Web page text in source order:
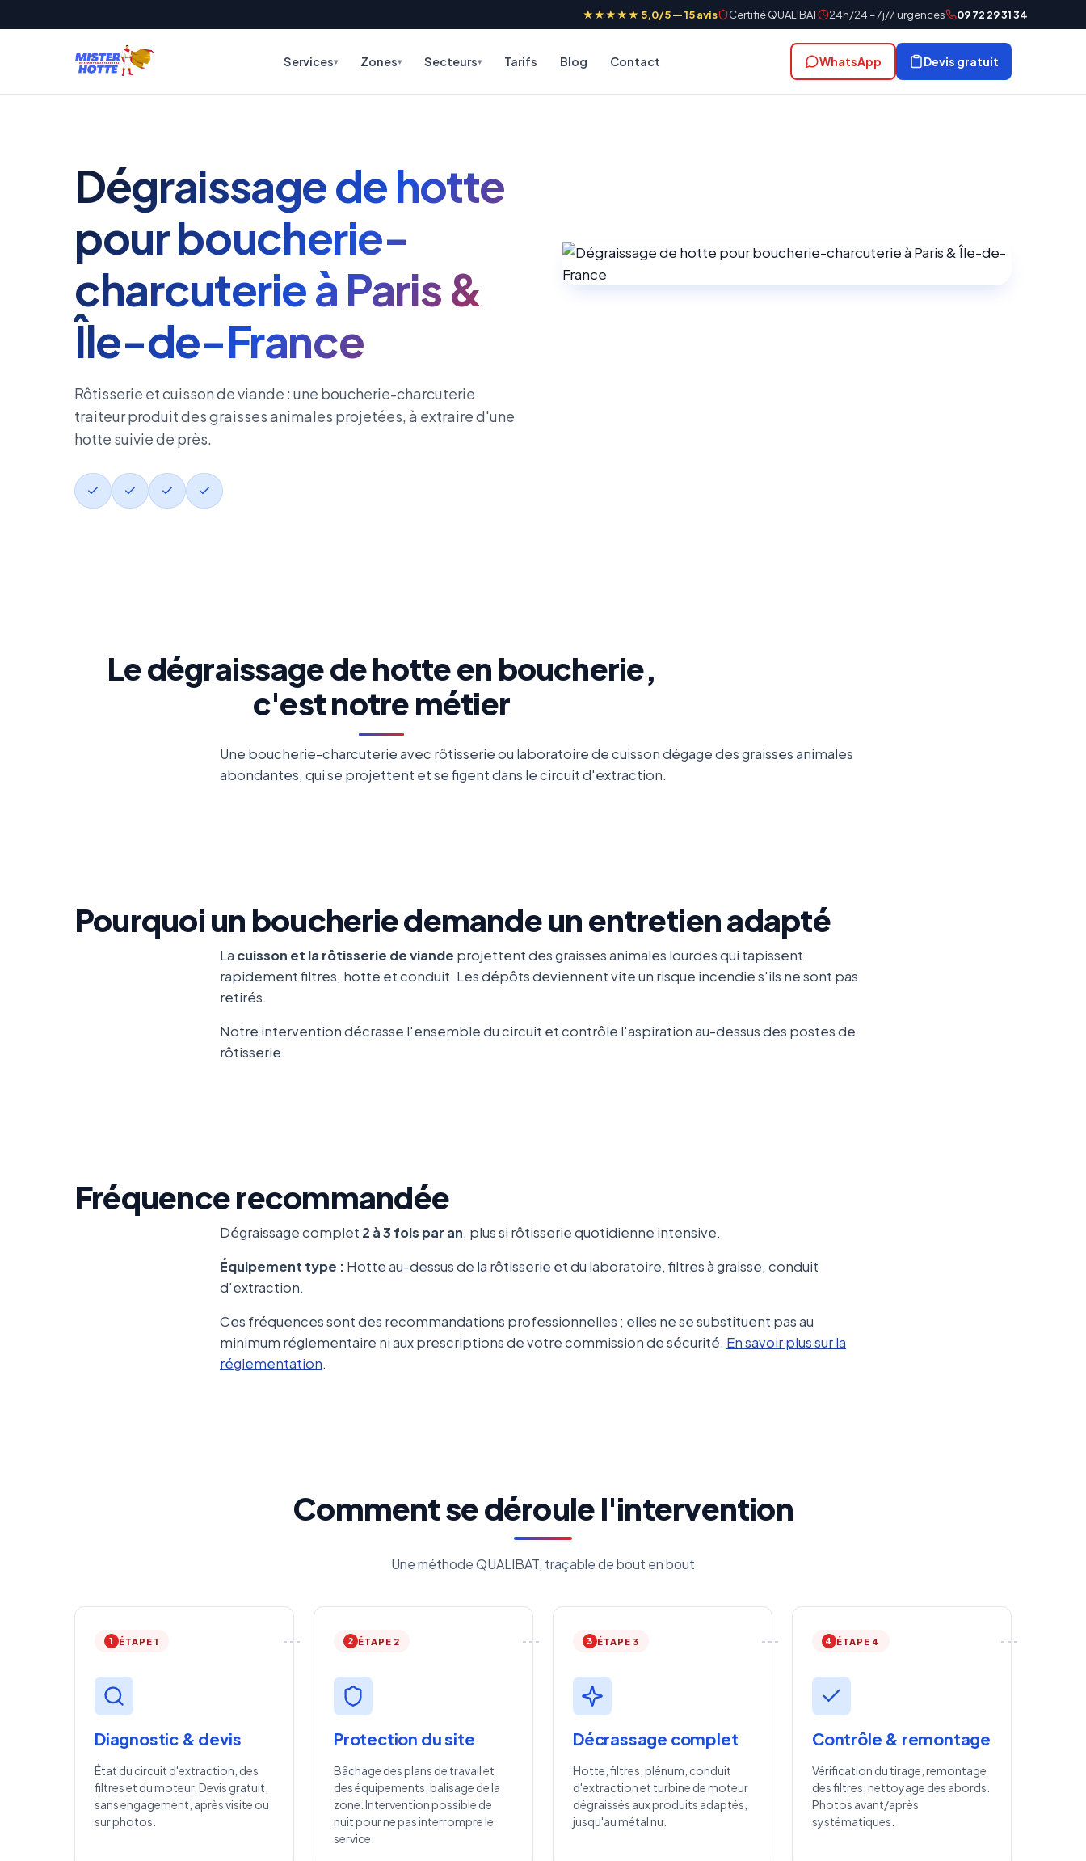
★★★★★ 5,0/5 — 15 avis Certifié QUALIBAT 24h/24 – 7j/7 urgences 09 72 29 31 34
Services Zones Secteurs Tarifs Blog Contact WhatsApp Devis gratuit
Dégraissage de hotte
pour boucherie-
charcuterie à Paris &
Île-de-France
Rôtisserie et cuisson de viande : une boucherie-charcuterie
traiteur produit des graisses animales projetées, à extraire d'une
hotte suivie de près.
Le dégraissage de hotte en boucherie,
c'est notre métier
Une boucherie-charcuterie avec rôtisserie ou laboratoire de cuisson dégage des graisses animales
abondantes, qui se projettent et se figent dans le circuit d'extraction.
Pourquoi un boucherie demande un entretien adapté
La cuisson et la rôtisserie de viande projettent des graisses animales lourdes qui tapissent
rapidement filtres, hotte et conduit. Les dépôts deviennent vite un risque incendie s'ils ne sont pas
retirés.
Notre intervention décrasse l'ensemble du circuit et contrôle l'aspiration au-dessus des postes de
rôtisserie.
Fréquence recommandée
Dégraissage complet 2 à 3 fois par an, plus si rôtisserie quotidienne intensive.
Équipement type : Hotte au-dessus de la rôtisserie et du laboratoire, filtres à graisse, conduit
d'extraction.
Ces fréquences sont des recommandations professionnelles ; elles ne se substituent pas au
minimum réglementaire ni aux prescriptions de votre commission de sécurité. En savoir plus sur la
réglementation.
Comment se déroule l'intervention
Une méthode QUALIBAT, traçable de bout en bout
1 ÉTAPE 1
Diagnostic & devis
État du circuit d'extraction, des
filtres et du moteur. Devis gratuit,
sans engagement, après visite ou
sur photos.
2 ÉTAPE 2
Protection du site
Bâchage des plans de travail et
des équipements, balisage de la
zone. Intervention possible de
nuit pour ne pas interrompre le
service.
3 ÉTAPE 3
Décrassage complet
Hotte, filtres, plénum, conduit
d'extraction et turbine de moteur
dégraissés aux produits adaptés,
jusqu'au métal nu.
4 ÉTAPE 4
Contrôle & remontage
Vérification du tirage, remontage
des filtres, nettoyage des abords.
Photos avant/après
systématiques.